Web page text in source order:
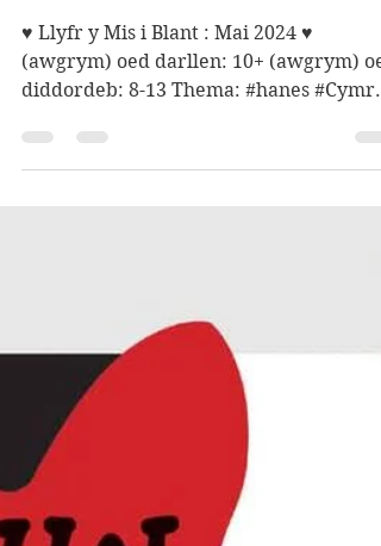
Thomas
♥ Llyfr y Mis i Blant : Mai 2024 ♥
diddordeb: 8-13 Thema: #hanes #Cymru
#ffuglen #gwreiddiol...